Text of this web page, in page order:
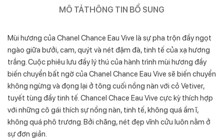
MÔ TẢTHÔNG TIN BỔ SUNG
Mùi hương của Chanel Chance Eau Vive là sự pha trộn đầy ngọt
ngào giữa bưởi, cam, quýt và nét đậm đà, tinh tế của xạ hương
trắng. Cuộc phiêu lưu đầy lý thú của hành trình mùi hương đầy
biến chuyển bất ngờ của Chanel Chance Eau Vive sẽ biến chuyển
không ngừng và đọng lại ở tông cuối nồng nàn với cỏ Vetiver,
tuyết tùng đầy tinh tế. Chancel Chace Eau Vive cực kỳ thích hợp
với những cô gái thích sự nồng nàn, tinh tế, không quá ầm ĩ,
không quá phô trương. Bởi chăng, nét đẹp vĩnh cửu luôn nằm ở
sự đơn giản.